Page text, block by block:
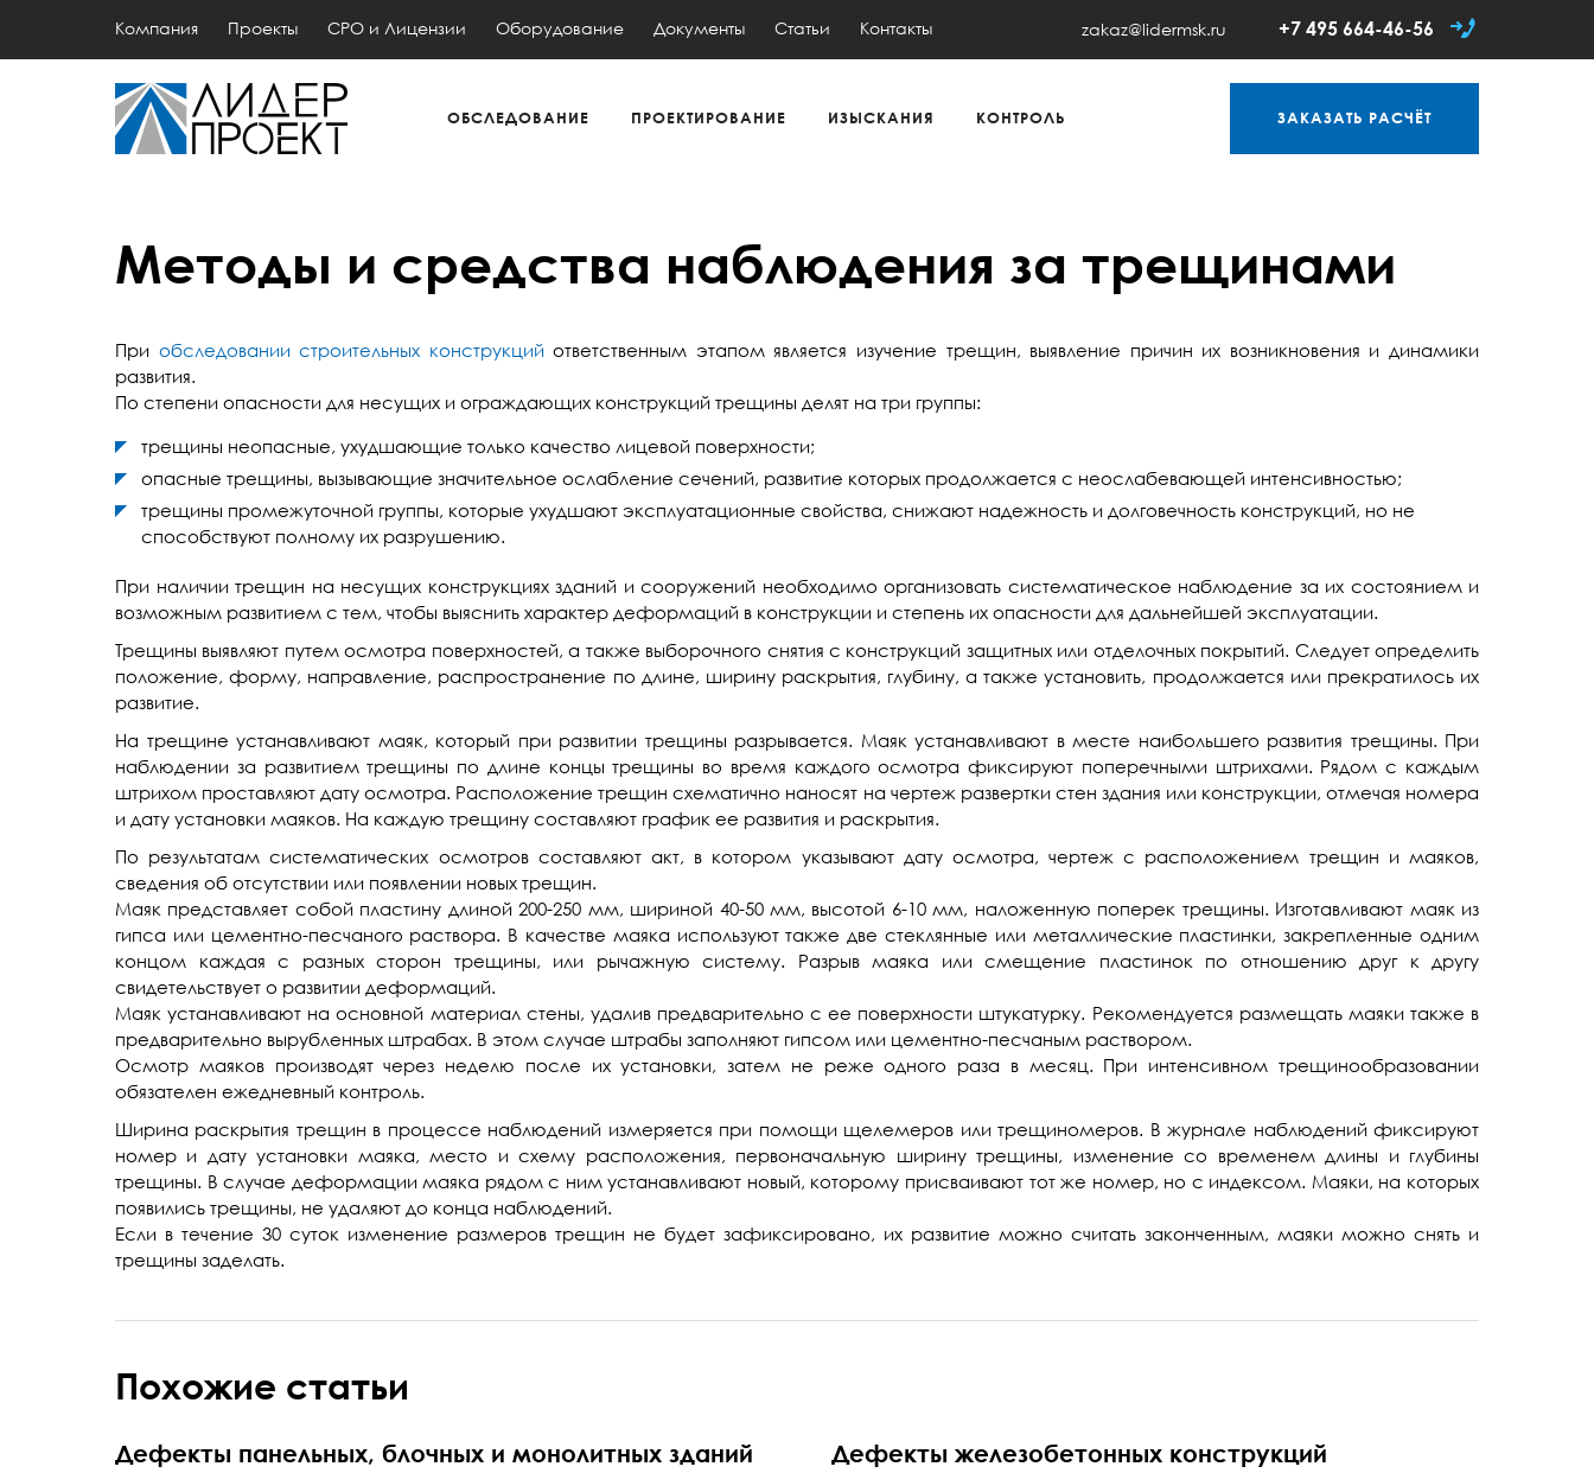
Компания Проекты СРО и Лицензии Оборудование Документы Статьи Контакты zakaz@lidermsk.ru +7 495 664-46-56
ОБСЛЕДОВАНИЕ ПРОЕКТИРОВАНИЕ ИЗЫСКАНИЯ КОНТРОЛЬ ЗАКАЗАТЬ РАСЧЁТ
Методы и средства наблюдения за трещинами
При обследовании строительных конструкцийответственным этапом является изучение трещин, выявление причин их возникновения и динамики
развития.
По степени опасности для несущих и ограждающих конструкций трещины делят на три группы:
трещины неопасные, ухудшающие только качество лицевой поверхности;
опасные трещины, вызывающие значительное ослабление сечений, развитие которых продолжается с неослабевающей интенсивностью;
трещины промежуточной группы, которые ухудшают эксплуатационные свойства, снижают надежность и долговечность конструкций, но не
способствуют полному их разрушению.
При наличии трещин на несущих конструкциях зданий и сооружений необходимо организовать систематическое наблюдение за их состоянием и
возможным развитием с тем, чтобы выяснить характер деформаций в конструкции и степень их опасности для дальнейшей эксплуатации.
Трещины выявляют путем осмотра поверхностей, а также выборочного снятия с конструкций защитных или отделочных покрытий. Следует определить
положение, форму, направление, распространение по длине, ширину раскрытия, глубину, а также установить, продолжается или прекратилось их
развитие.
На трещине устанавливают маяк, который при развитии трещины разрывается. Маяк устанавливают в месте наибольшего развития трещины. При
наблюдении за развитием трещины по длине концы трещины во время каждого осмотра фиксируют поперечными штрихами. Рядом с каждым
штрихом проставляют дату осмотра. Расположение трещин схематично наносят на чертеж развертки стен здания или конструкции, отмечая номера
и дату установки маяков. На каждую трещину составляют график ее развития и раскрытия.
По результатам систематических осмотров составляют акт, в котором указывают дату осмотра, чертеж с расположением трещин и маяков,
сведения об отсутствии или появлении новых трещин.
Маяк представляет собой пластину длиной 200-250 мм, шириной 40-50 мм, высотой 6-10 мм, наложенную поперек трещины. Изготавливают маяк из
гипса или цементно-песчаного раствора. В качестве маяка используют также две стеклянные или металлические пластинки, закрепленные одним
концом каждая с разных сторон трещины, или рычажную систему. Разрыв маяка или смещение пластинок по отношению друг к другу
свидетельствует о развитии деформаций.
Маяк устанавливают на основной материал стены, удалив предварительно с ее поверхности штукатурку. Рекомендуется размещать маяки также в
предварительно вырубленных штрабах. В этом случае штрабы заполняют гипсом или цементно-песчаным раствором.
Осмотр маяков производят через неделю после их установки, затем не реже одного раза в месяц. При интенсивном трещинообразовании
обязателен ежедневный контроль.
Ширина раскрытия трещин в процессе наблюдений измеряется при помощи щелемеров или трещиномеров. В журнале наблюдений фиксируют
номер и дату установки маяка, место и схему расположения, первоначальную ширину трещины, изменение со временем длины и глубины
трещины. В случае деформации маяка рядом с ним устанавливают новый, которому присваивают тот же номер, но с индексом. Маяки, на которых
появились трещины, не удаляют до конца наблюдений.
Если в течение 30 суток изменение размеров трещин не будет зафиксировано, их развитие можно считать законченным, маяки можно снять и
трещины заделать.
Похожие статьи
Дефекты панельных, блочных и монолитных зданий Дефекты железобетонных конструкций